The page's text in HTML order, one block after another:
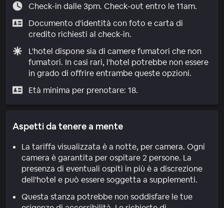
Check-in dalle 3pm. Check-out entro le 11am.
Documento d'identità con foto e carta di
credito richiesti al check-in.
L'hotel dispone sia di camere fumatori che non
fumatori. In casi rari, l'hotel potrebbe non essere
in grado di offrire entrambe queste opzioni.
Età minima per prenotare: 18.
Aspetti da tenere a mente
La tariffa visualizzata è a notte, per camera. Ogni
camera è garantita per ospitare 2 persone. La
presenza di eventuali ospiti in più è a discrezione
dell'hotel e può essere soggetta a supplementi.
Questa stanza potrebbe non soddisfare le tue